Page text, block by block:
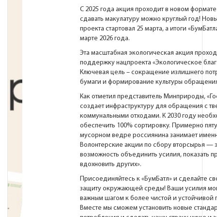
С 2025 года акция проходит в новом
сдавать макулатуру можно круглый год!
проекта стартовал 25 марта, а итоги
марте 2026 года.
Эта масштабная экологическая акция
поддержку нацпроекта «Экологическое
Ключевая цель – сокращение излишнего
бумаги и формирование культуры
Как отметил представитель Минприроды,
создает инфраструктуру для обращения с
коммунальными отходами. К 2030 году
обеспечить 100% сортировку. Примерно
мусорном ведре россиянина занимает
Волонтерские акции по сбору вторсырья —
возможность объединить усилия, показать
вдохновить других».
Присоединяйтесь к «БумБатл» и сделайте
защиту окружающей среды! Ваши усилия
важным шагом к более чистой и устойчивой
Вместе мы сможем установить новые